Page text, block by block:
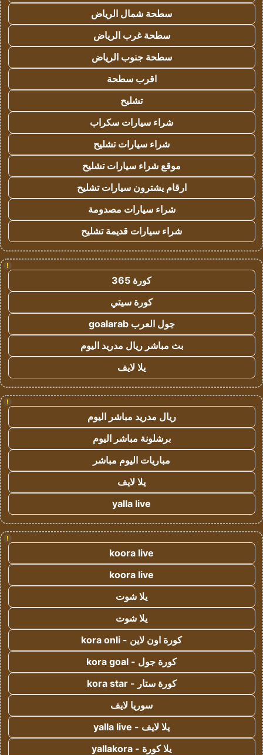
سطحة شمال الرياض
سطحة غرب الرياض
سطحة جنوب الرياض
اقرب سطحة
تشليح
شراء سيارات سكراب
شراء سيارات تشليح
موقع شراء سيارات تشليح
ارقام يشترون سيارات تشليح
شراء سيارات مصدومة
شراء سيارات قديمة تشليح
!
كورة 365
كورة سيتي
جول العرب goalarab
بث مباشر ريال مدريد اليوم
يلا لايف
!
ريال مدريد مباشر اليوم
برشلونة مباشر اليوم
مباريات اليوم مباشر
يلا لايف
yalla live
!
koora live
koora live
يلا شوت
يلا شوت
كورة اون لاين - kora onli
كورة جول - kora goal
كورة ستار - kora star
سوريا لايف
يلا لايف - yalla live
يلا كورة - yallakora